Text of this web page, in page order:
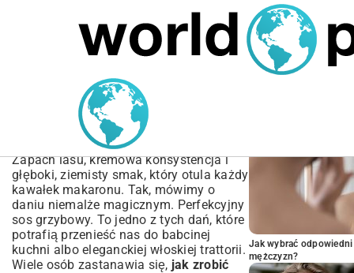
MARIUSZ ŁAMAGA 05.10.2025
Przepis na sos grzybowy
do makaronu | Prosty i
szybki przepis
Zapach lasu, kremowa konsystencja i
głęboki, ziemisty smak, który otula każdy
kawałek makaronu. Tak, mówimy o
daniu niemalże magicznym. Perfekcyjny
sos grzybowy. To jedno z tych dań, które
potrafią przenieść nas do babcinej
kuchni albo eleganckiej włoskiej trattorii.
Wiele osób zastanawia się, jak zrobić
Jak wybrać
mężczyzn?